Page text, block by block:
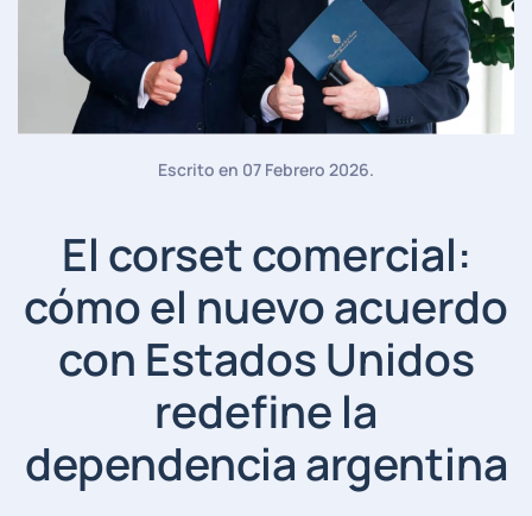
Escrito en 07 Febrero 2026.
El corset comercial:
cómo el nuevo acuerdo
con Estados Unidos
redefine la
dependencia argentina